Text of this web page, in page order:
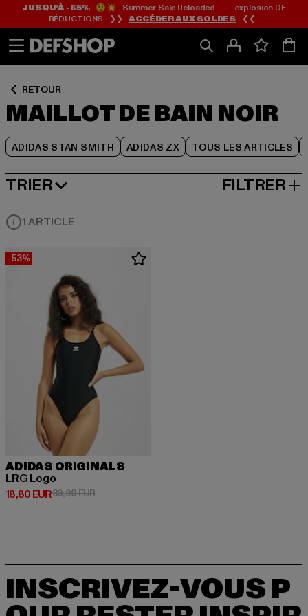
Passer
au
Passer
au
de
JUSQU’À -65%😲💥 Summer Sale Reloaded — explosion DE
RÉDUCTIONS ❯❯ACCÉDER AUX SOLDES ❮❮
RETOUR
MAILLOT DE BAIN NOIR
ADIDAS STAN SMITH ADIDAS ZX TOUS LES ARTICLES
Passer
au
de
TRIER
MEILLEURES VENTES FILTRER
1 ARTICLE
-53%
ADIDAS ORIGINALS
LRG Logo
18,80 EUR
Prix courant: 18,80 EUR
39,99 EURPrix en promotion: 39,99 EUR
INSCRIVEZ-VOUS P